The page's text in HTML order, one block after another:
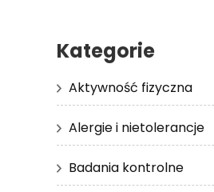
Kategorie
Aktywność fizyczna
Alergie i nietolerancje
Badania kontrolne